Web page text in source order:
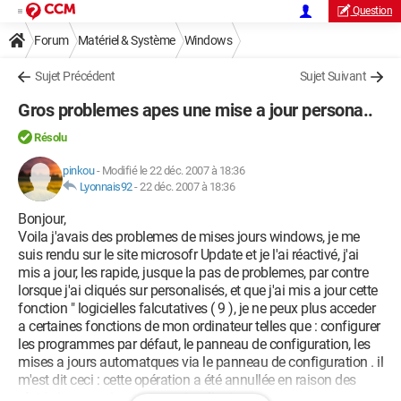
Question
Forum Matériel & Système Windows
Sujet Précédent Sujet Suivant
Gros problemes apes une mise a jour persona..
Résolu
pinkou- Modifié le 22 déc. 2007 à 18:36
Lyonnais92-22 déc. 2007 à 18:36
Bonjour,
Voila j'avais des problemes de mises jours windows, je me
suis rendu sur le site microsofr Update et je l'ai réactivé, j'ai
mis a jour, les rapide, jusque la pas de problemes, par contre
lorsque j'ai cliqués sur personalisés, et que j'ai mis a jour cette
fonction " logicielles falcutatives ( 9 ), je ne peux plus acceder
a certaines fonctions de mon ordinateur telles que : configurer
les programmes par défaut, le panneau de configuration, les
mises a jours automatques via le panneau de configuration . il
m'est dit ceci : cette opération a été annullée en raison des